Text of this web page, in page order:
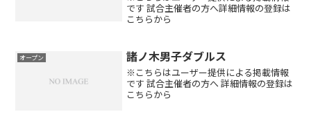
です 試合主催者の方へ詳細情報の登録は
こちらから
オープン 諸ノ木男子ダブルス
※こちらはユーザー提供による掲載情報
です 試合主催者の方へ 詳細情報の登録は
こちらから